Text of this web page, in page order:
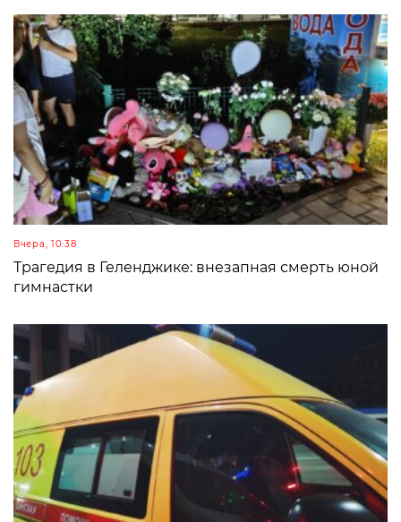
Вчера, 10:38
Трагедия в Геленджике: внезапная смерть юной
гимнастки